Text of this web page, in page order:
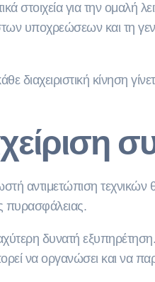
στοιχεία για την ομαλή
υποχρεώσεων και τη
κίνηση
αντιμετώπιση
πυρασφάλειας.
δυνατή εξυπηρέτηση.
να οργανώσει και να